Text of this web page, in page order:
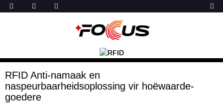
RFID Anti-namaak en
naspeurbaarheidsoplossing vir hoëwaarde-
goedere